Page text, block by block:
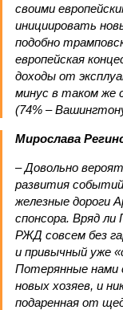
своими
инициировать
подобно
европейская
доходы от
минус в таком же
(74% –
Мирослава
– Довольно
развития
железные дороги
спонсора. Вряд
РЖД совсем без
и привычный уже
Потерянные
новых хозяев, и
подаренная от